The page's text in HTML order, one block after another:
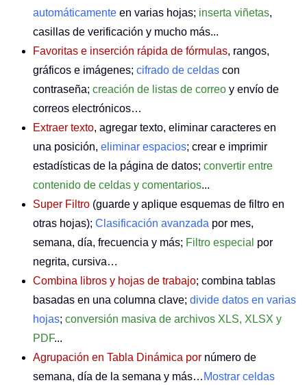
automáticamente en varias hojas; inserta viñetas,
casillas de verificación y mucho más...
Favoritas e inserción rápida de fórmulas, rangos,
gráficos e imágenes; cifrado de celdas con
contraseña; creación de listas de correo y envío de
correos electrónicos…
Extraer texto, agregar texto, eliminar caracteres en
una posición, eliminar espacios; crear e imprimir
estadísticas de la página de datos; convertir entre
contenido de celdas y comentarios...
Super Filtro (guarde y aplique esquemas de filtro en
otras hojas); Clasificación avanzada por mes,
semana, día, frecuencia y más; Filtro especial por
negrita, cursiva…
Combina libros y hojas de trabajo; combina tablas
basadas en una columna clave; divide datos en varias
hojas; conversión masiva de archivos XLS, XLSX y
PDF...
Agrupación en Tabla Dinámica por número de
semana, día de la semana y más… Mostrar celdas